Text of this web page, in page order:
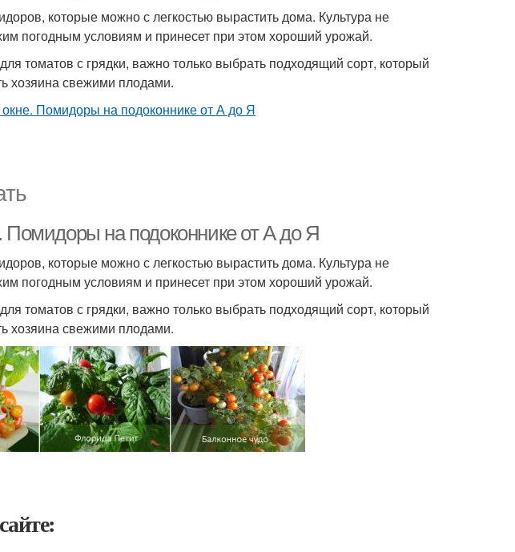
которые можно с легкостью вырастить дома. Культура не
погодным условиям и принесет при этом хороший урожай.
томатов с грядки, важно только выбрать подходящий сорт, который
хозяина свежими плодами.
на подоконнике от А до Я
которые можно с легкостью вырастить дома. Культура не
погодным условиям и принесет при этом хороший урожай.
томатов с грядки, важно только выбрать подходящий сорт, который
хозяина свежими плодами.